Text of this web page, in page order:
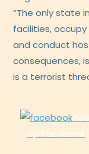
“The only state
facilities,
and conduct
consequences,
is a terrorist
op Facebook